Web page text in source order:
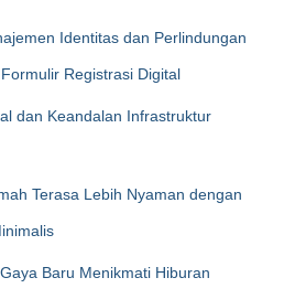
Identitas dan Perlindungan
Registrasi Digital
dan Keandalan Infrastruktur
Terasa Lebih Nyaman dengan
Baru Menikmati Hiburan